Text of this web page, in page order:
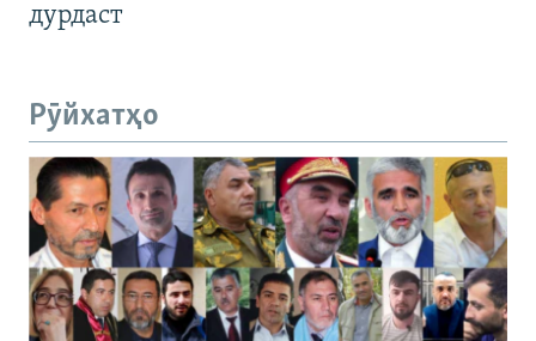
дурдаст
Рӯйхатҳо